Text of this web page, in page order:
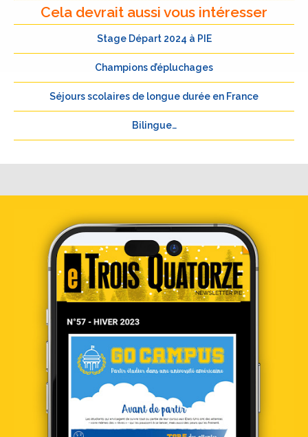
Cela devrait aussi vous intéresser
Stage Départ 2024 à PIE
Champions d’épluchages
Séjours scolaires de longue durée en France
Bilingue…